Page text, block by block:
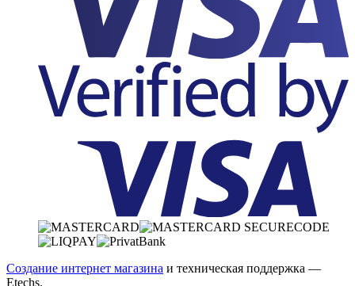
Создание интернет магазина и техническая поддержка —
Etechs.